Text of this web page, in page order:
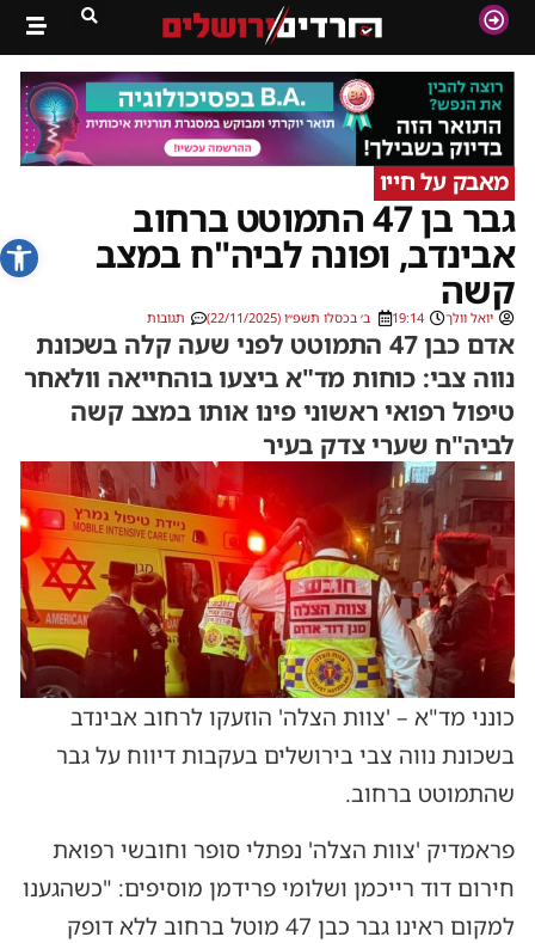
פתח
מאבק על חייו
גבר בן 47 התמוטט ברחוב
אבינדב, ופונה לביה"ח במצב
קשה
יואל וולך 19:14 ב׳ בכסלו תשפ״ו (22/11/2025) תגובות
אדם כבן 47 התמוטט לפני שעה קלה בשכונת
נווה צבי: כוחות מד"א ביצעו בוהחייאה וולאחר
טיפול רפואי ראשוני פינו אותו במצב קשה
לביה"ח שערי צדק בעיר
כונני מד"א – 'צוות הצלה' הוזעקו לרחוב אבינדב
בשכונת נווה צבי בירושלים בעקבות דיווח על גבר
שהתמוטט ברחוב.
פראמדיק 'צוות הצלה' נפתלי סופר וחובשי רפואת
חירום דוד רייכמן ושלומי פרידמן מוסיפים: "כשהגענו
למקום ראינו גבר כבן 47 מוטל ברחוב ללא דופק